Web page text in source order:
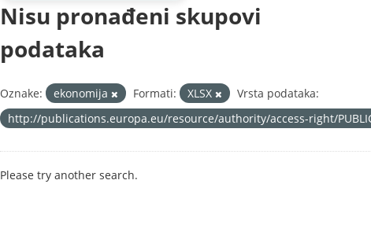
Nisu pronađeni skupovi
podataka
Oznake: ekonomija Formati: XLSX
Vrsta podataka:
http://publications.europa.eu/resource/authority/access-right/
Please try another search.